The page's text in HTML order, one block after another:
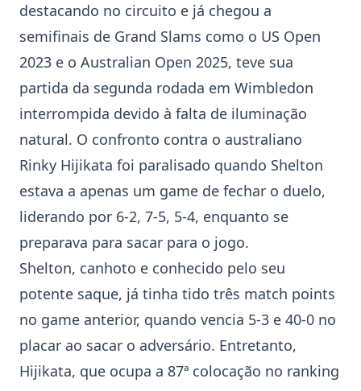
destacando no circuito e já chegou a
semifinais de Grand Slams como o US Open
2023 e o Australian Open 2025, teve sua
partida da segunda rodada em Wimbledon
interrompida devido à falta de iluminação
natural. O confronto contra o australiano
Rinky Hijikata foi paralisado quando Shelton
estava a apenas um game de fechar o duelo,
liderando por 6-2, 7-5, 5-4, enquanto se
preparava para sacar para o jogo.
Shelton, canhoto e conhecido pelo seu
potente saque, já tinha tido três match points
no game anterior, quando vencia 5-3 e 40-0 no
placar ao sacar o adversário. Entretanto,
Hijikata, que ocupa a 87ª colocação no ranking